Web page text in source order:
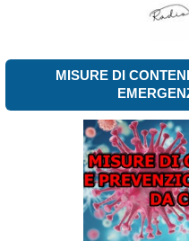
MISURE DI